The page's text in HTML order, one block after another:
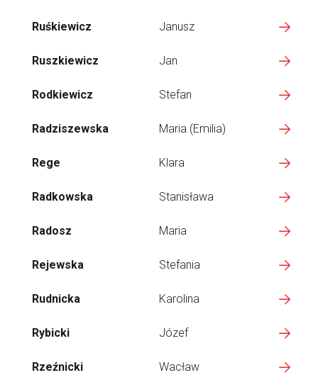
Ruśkiewicz Janusz
Ruszkiewicz Jan
Rodkiewicz Stefan
Radziszewska Maria (Emilia)
Rege Klara
Radkowska Stanisława
Radosz Maria
Rejewska Stefania
Rudnicka Karolina
Rybicki Józef
Rzeźnicki Wacław